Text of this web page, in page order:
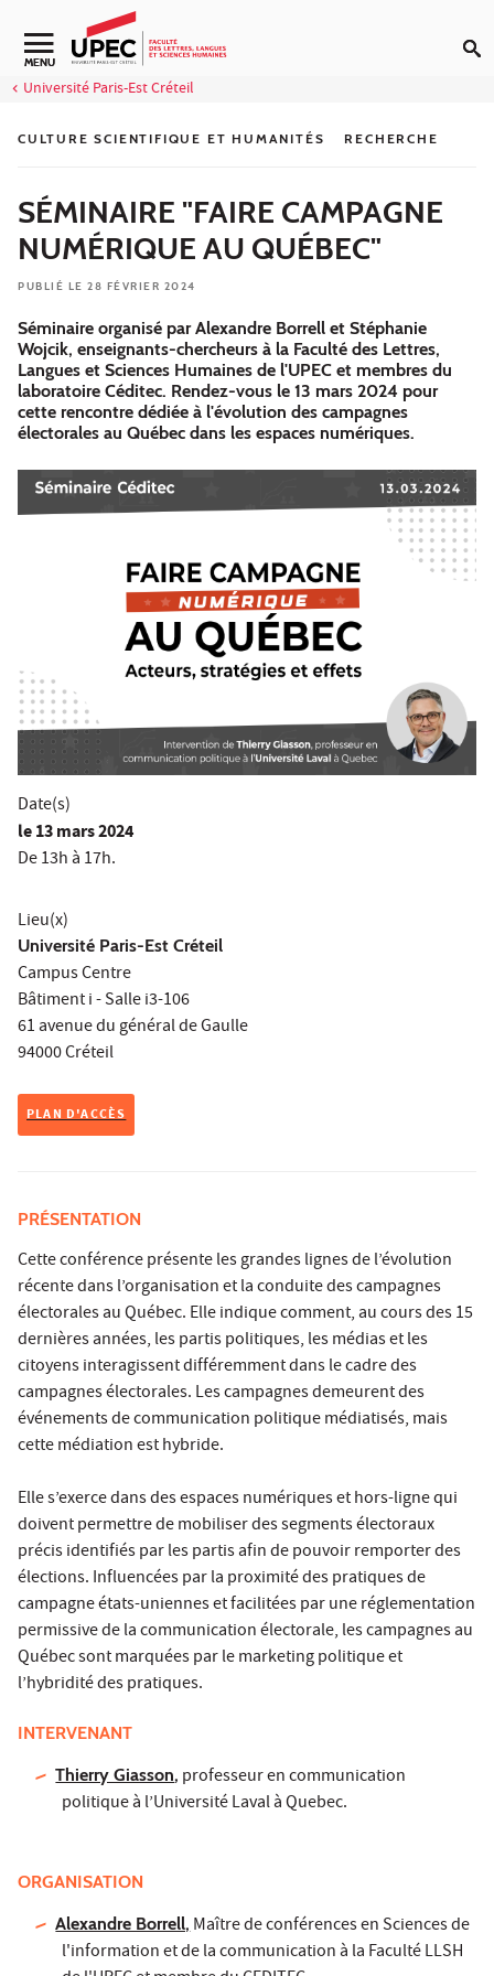
Aller au contenu
Navigation secondaire
MENU
Université Paris-Est Créteil
CULTURE SCIENTIFIQUE ET HUMANITÉS RECHERCHE
SÉMINAIRE "FAIRE CAMPAGNE
NUMÉRIQUE AU QUÉBEC"
PUBLIÉ LE 28 FÉVRIER 2024
Séminaire organisé par Alexandre Borrell et Stéphanie
Wojcik, enseignants-chercheurs à la Faculté des Lettres,
Langues et Sciences Humaines de l'UPEC et membres du
laboratoire Céditec. Rendez-vous le 13 mars 2024 pour
cette rencontre dédiée à l'évolution des campagnes
électorales au Québec dans les espaces numériques.
Date(s)
le13 mars 2024
De 13h à 17h.
Lieu(x)
Université Paris-Est Créteil
Campus Centre
Bâtiment i - Salle i3-106
61 avenue du général de Gaulle
94000 Créteil
PLAN D'ACCÈS
PRÉSENTATION
Cette conférence présente les grandes lignes de l’évolution
récente dans l’organisation et la conduite des campagnes
électorales au Québec. Elle indique comment, au cours des 15
dernières années, les partis politiques, les médias et les
citoyens interagissent différemment dans le cadre des
campagnes électorales. Les campagnes demeurent des
événements de communication politique médiatisés, mais
cette médiation est hybride.
Elle s’exerce dans des espaces numériques et hors-ligne qui
doivent permettre de mobiliser des segments électoraux
précis identifiés par les partis afin de pouvoir remporter des
élections. Influencées par la proximité des pratiques de
campagne états-uniennes et facilitées par une réglementation
permissive de la communication électorale, les campagnes au
Québec sont marquées par le marketing politique et
l’hybridité des pratiques.
INTERVENANT
Thierry Giasson, professeur en communication
politique à l’Université Laval à Quebec.
ORGANISATION
Alexandre Borrell,Maître de conférences en Sciences de
l'information et de la communication à la Faculté LLSH